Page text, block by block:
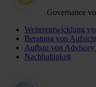
Governance
Weiterentwicklung
Beratung von
Aufbau von Advisory
Nachhaltigkeit